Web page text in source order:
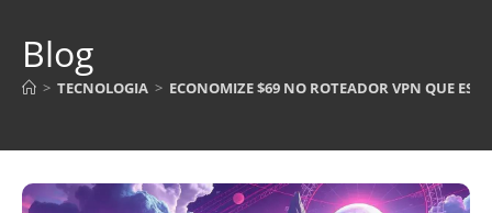
Blog
> TECNOLOGIA > ECONOMIZE $69 NO ROTEADOR VPN QUE